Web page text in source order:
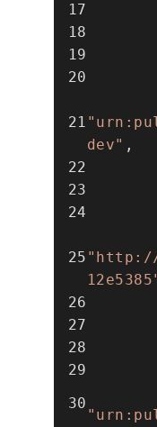
dev" ,
"http://